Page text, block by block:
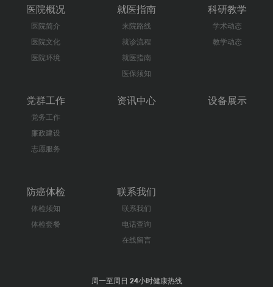
医院概况
医院简介
医院文化
医院环境
就医指南
来院路线
就诊流程
就医指南
医保须知
科研教学
学术动态
教学动态
党群工作
党务工作
廉政建设
志愿服务
资讯中心 设备展示
防癌体检
体检须知
体检套餐
联系我们
联系我们
电话查询
在线留言
周一至周日 24小时健康热线